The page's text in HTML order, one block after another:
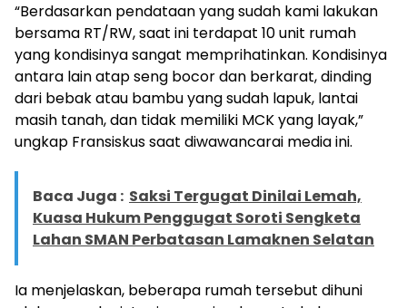
“Berdasarkan pendataan yang sudah kami lakukan
bersama RT/RW, saat ini terdapat 10 unit rumah
yang kondisinya sangat memprihatinkan. Kondisinya
antara lain atap seng bocor dan berkarat, dinding
dari bebak atau bambu yang sudah lapuk, lantai
masih tanah, dan tidak memiliki MCK yang layak,”
ungkap Fransiskus saat diwawancarai media ini.
Baca Juga : Saksi Tergugat Dinilai Lemah,
Kuasa Hukum Penggugat Soroti Sengketa
Lahan SMAN Perbatasan Lamaknen Selatan
Ia menjelaskan, beberapa rumah tersebut dihuni